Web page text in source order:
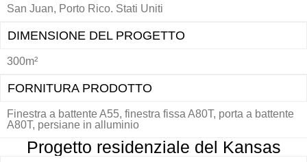
San Juan, Porto Rico. Stati Uniti
DIMENSIONE DEL PROGETTO
300m²
FORNITURA PRODOTTO
Finestra a battente A55, finestra fissa A80T, porta a battente
A80T, persiane in alluminio
Progetto residenziale del Kansas